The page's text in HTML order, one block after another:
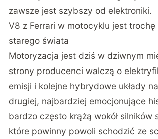
zawsze jest szybszy od elektroniki.
V8 z Ferrari w motocyklu jest trochę
starego świata
Motoryzacja jest dziś w dziwnym
strony producenci walczą o
emisji i kolejne hybrydowe układy
drugiej, najbardziej emocjonujące
bardzo często krążą wokół silników
które powinny powoli schodzić ze